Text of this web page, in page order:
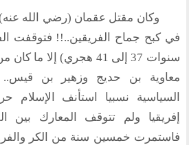
وكان مقتل عقمان (رضي الله عنه)
في كبح جماح الفريقين..!! فتوقفت
سنوات 37 إلى 41 هجري)
معاوية بن حديج وزهير بن قيس..
السياسية نسبيا استأنف
إفريقيا ولم تتوقف المعارك بين
فاستمرت خمسين سنة من الكر